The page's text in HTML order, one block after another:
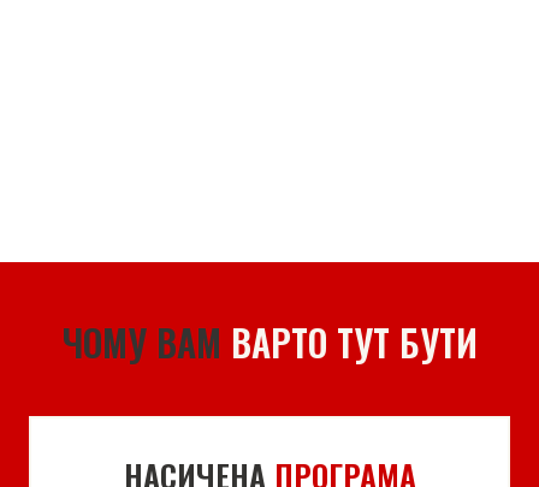
ЧОМУ ВАМ ВАРТО ТУТ БУТИ
НАСИЧЕНА ПРОГРАМА